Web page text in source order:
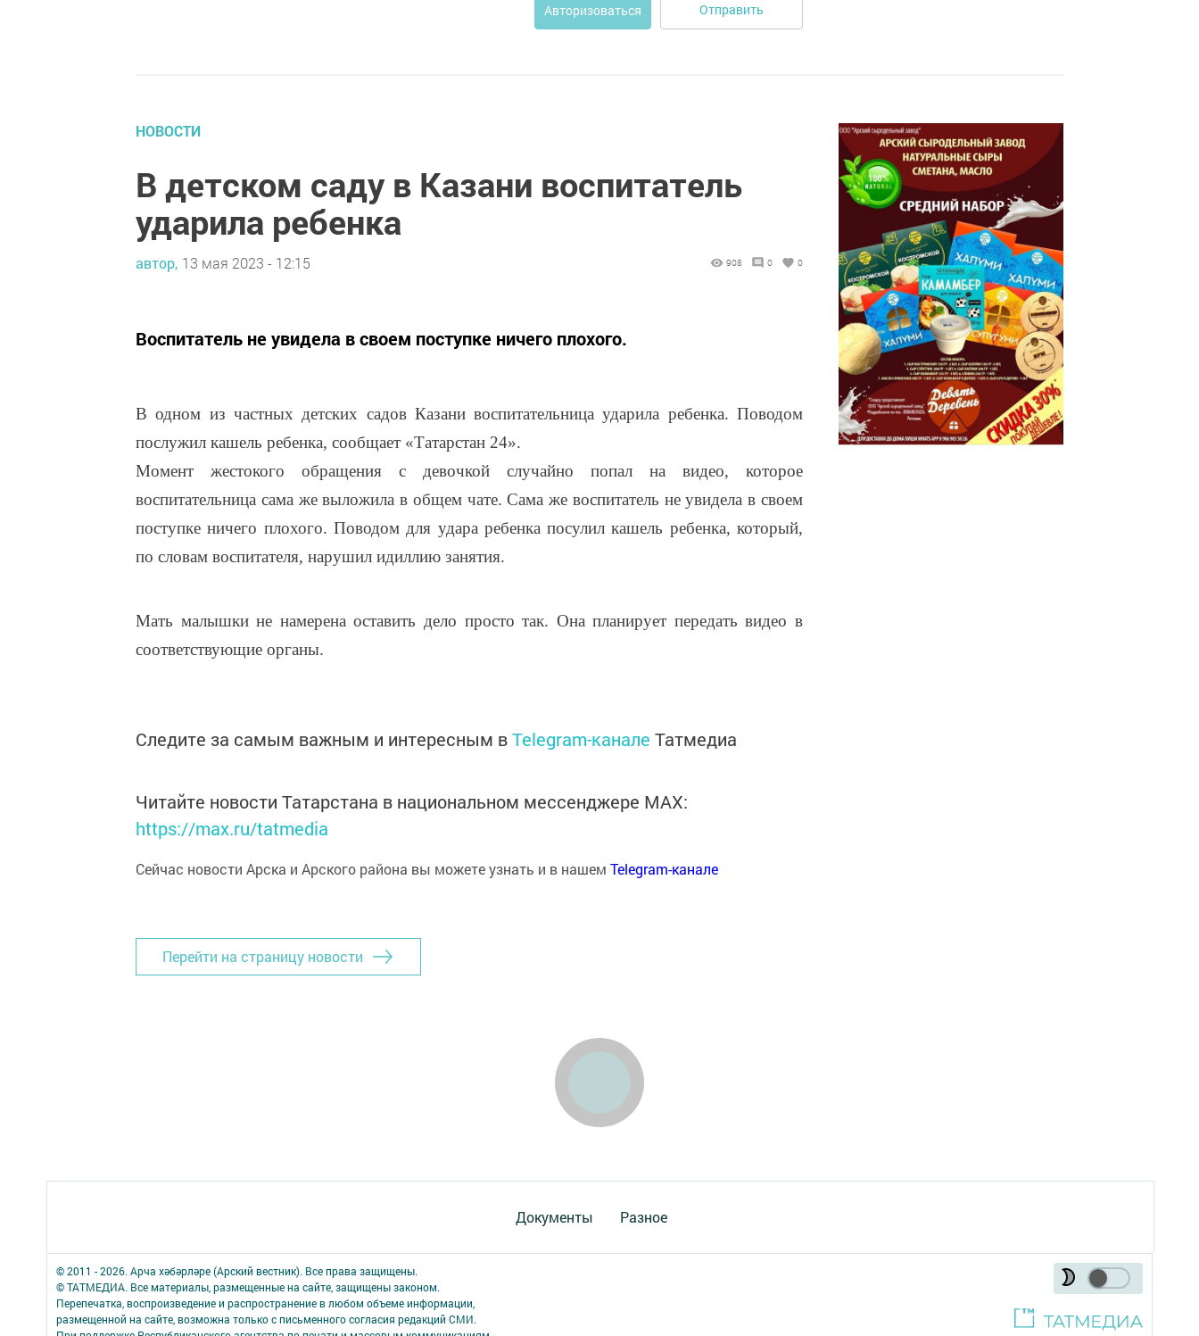
Авторизоваться Отправить
НОВОСТИ
В детском саду в Казани воспитатель
ударила ребенка
автор, 13 мая 2023 - 12:15 908 0 0
Воспитатель не увидела в своем поступке ничего плохого.
В одном из частных детских садов Казани воспитательница ударила ребенка. Поводом
послужил кашель ребенка, сообщает «Татарстан 24».
Момент жестокого обращения с девочкой случайно попал на видео, которое
воспитательница сама же выложила в общем чате. Сама же воспитатель не увидела в своем
поступке ничего плохого. Поводом для удара ребенка посулил кашель ребенка, который,
по словам воспитателя, нарушил идиллию занятия.
Мать малышки не намерена оставить дело просто так. Она планирует передать видео в
соответствующие органы.
Следите за самым важным и интересным вTelegram-канале Татмедиа
Читайте новости Татарстана в национальном мессенджере MАХ:
https://max.ru/tatmedia
Сейчас новости Арска и Арского района вы можете узнать и в нашем Telegram-канале
Перейти на страницу новости
Документы Разное
© 2011 - 2026. Арча хәбәрләре (Арский вестник). Все права защищены.
© ТАТМЕДИА. Все материалы, размещенные на сайте, защищены законом.
Перепечатка, воспроизведение и распространение в любом объеме информации,
размещенной на сайте, возможна только с письменного согласия редакций СМИ.